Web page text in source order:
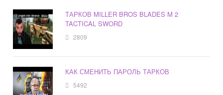
ТАРКОВ MILLER BROS BLADES M 2
TACTICAL SWORD
2809
КАК СМЕНИТЬ ПАРОЛЬ ТАРКОВ
5492